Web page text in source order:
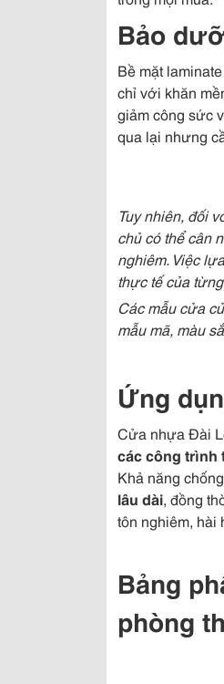
Bảo
Bề mặt
chỉ với khăn
giảm công sức
qua lại nhưng
Tuy nhiên, đối
chủ có thể cân
nghiêm. Việc
thực tế của
Các mẫu cửa
mẫu mã, màu
Ứng
Cửa nhựa Đài
các công trình
Khả năng
lâu dài, đồng
tôn nghiêm, hài
Bảng
phòng